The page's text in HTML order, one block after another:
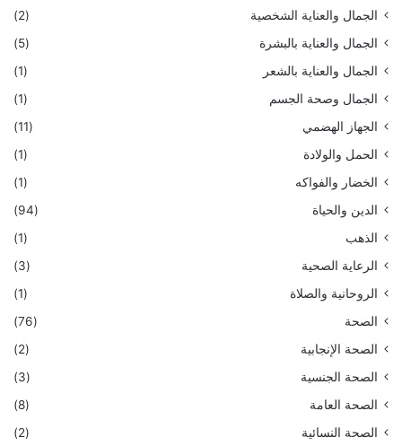
الجمال والعناية الشخصية
(2)
الجمال والعناية بالبشرة
(5)
الجمال والعناية بالشعر
(1)
الجمال وصحة الجسم
(1)
الجهاز الهضمي
(11)
الحمل والولادة
(1)
الخضار والفواكه
(1)
الدين والحياة
(94)
الذهب
(1)
الرعاية الصحية
(3)
الروحانية والصلاة
(1)
الصحة
(76)
الصحة الإنجابية
(2)
الصحة الجنسية
(3)
الصحة العامة
(8)
الصحة النسائية
(2)